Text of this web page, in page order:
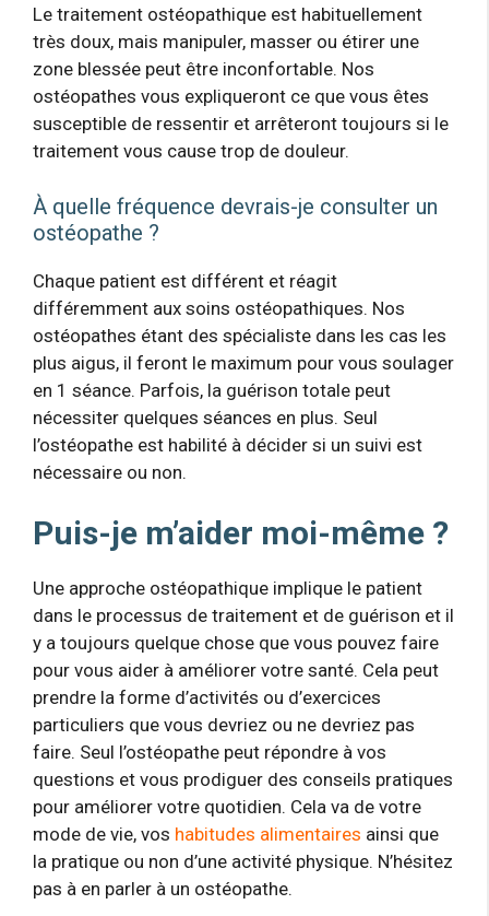
Le traitement ostéopathique est habituellement
très doux, mais manipuler, masser ou étirer une
zone blessée peut être inconfortable. Nos
ostéopathes vous expliqueront ce que vous êtes
susceptible de ressentir et arrêteront toujours si le
traitement vous cause trop de douleur.
À quelle fréquence devrais-je consulter un
ostéopathe ?
Chaque patient est différent et réagit
différemment aux soins ostéopathiques. Nos
ostéopathes étant des spécialiste dans les cas les
plus aigus, il feront le maximum pour vous soulager
en 1 séance. Parfois, la guérison totale peut
nécessiter quelques séances en plus. Seul
l’ostéopathe est habilité à décider si un suivi est
nécessaire ou non.
Puis-je m’aider moi-même ?
Une approche ostéopathique implique le patient
dans le processus de traitement et de guérison et il
y a toujours quelque chose que vous pouvez faire
pour vous aider à améliorer votre santé. Cela peut
prendre la forme d’activités ou d’exercices
particuliers que vous devriez ou ne devriez pas
faire. Seul l’ostéopathe peut répondre à vos
questions et vous prodiguer des conseils pratiques
pour améliorer votre quotidien. Cela va de votre
mode de vie, vos habitudes alimentaires ainsi que
la pratique ou non d’une activité physique. N’hésitez
pas à en parler à un ostéopathe.